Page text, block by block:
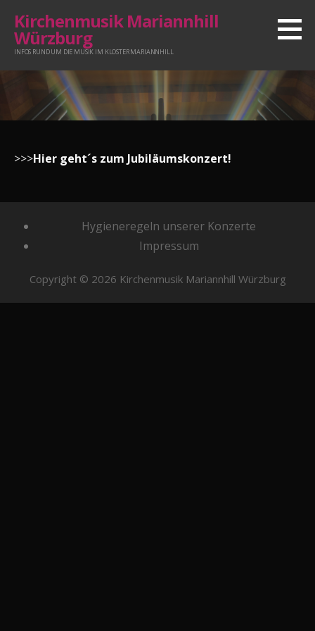
Inhalt
springen
Kirchenmusik Mariannhill
Würzburg
INFOS RUND UM DIE MUSIK IM KLOSTER MARIANNHILL
>>>Hier geht´s zum Jubiläumskonzert!
Hygieneregeln unserer Konzerte
Impressum
Copyright © 2026 Kirchenmusik Mariannhill Würzburg